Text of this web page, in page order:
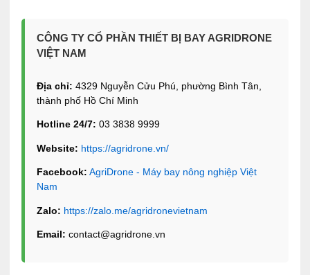
CÔNG TY CỔ PHẦN THIẾT BỊ BAY AGRIDRONE
VIỆT NAM
Địa chỉ: 4329 Nguyễn Cửu Phú, phường Bình Tân,
thành phố Hồ Chí Minh
Hotline 24/7: 03 3838 9999
Website: https://agridrone.vn/
Facebook: AgriDrone - Máy bay nông nghiệp Việt
Nam
Zalo: https://zalo.me/agridronevietnam
Email: contact@agridrone.vn